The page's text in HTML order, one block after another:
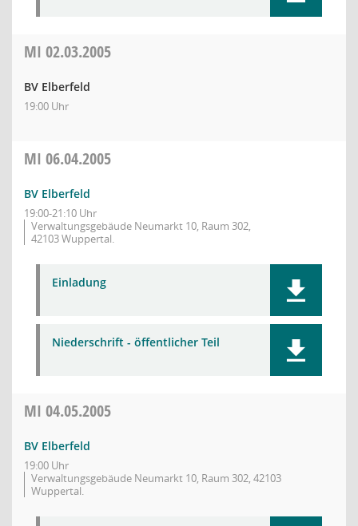
MI 02.03.2005
BV Elberfeld
19:00 Uhr
MI 06.04.2005
BV Elberfeld
19:00-21:10 Uhr
Verwaltungsgebäude Neumarkt 10, Raum 302,
42103 Wuppertal.
Einladung
Niederschrift - öffentlicher Teil
MI 04.05.2005
BV Elberfeld
19:00 Uhr
Verwaltungsgebäude Neumarkt 10, Raum 302, 42103
Wuppertal.